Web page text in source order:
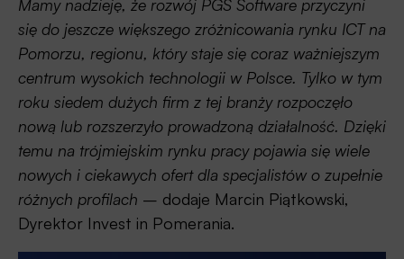
Mamy nadzieję, że rozwój PGS Software przyczyni
się do jeszcze większego zróżnicowania rynku ICT na
Pomorzu, regionu, który staje się coraz ważniejszym
centrum wysokich technologii w Polsce. Tylko w tym
roku siedem dużych firm z tej branży rozpoczęło
nową lub rozszerzyło prowadzoną działalność. Dzięki
temu na trójmiejskim rynku pracy pojawia się wiele
nowych i ciekawych ofert dla specjalistów o zupełnie
różnych profilach – dodaje Marcin Piątkowski,
Dyrektor Invest in Pomerania.